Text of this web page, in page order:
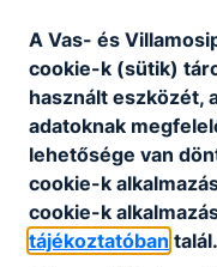
Képzési kínálat
tanév
A Vas- és
cookie-k (sütik)
használt eszközét,
adatoknak
lehetősége van
cookie-k
cookie-k
tájékoztatóban talál.